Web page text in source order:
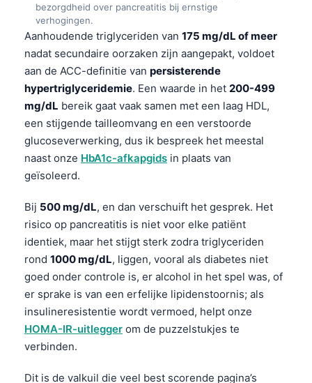
bezorgdheid over pancreatitis bij ernstige
verhogingen.
Aanhoudende triglyceriden van 175 mg/dL of meer
nadat secundaire oorzaken zijn aangepakt, voldoet
aan de ACC-definitie van persisterende
hypertriglyceridemie. Een waarde in het 200-499
mg/dL bereik gaat vaak samen met een laag HDL,
een stijgende tailleomvang en een verstoorde
glucoseverwerking, dus ik bespreek het meestal
naast onze HbA1c-afkapgids in plaats van
geïsoleerd.
Bij 500 mg/dL, en dan verschuift het gesprek. Het
risico op pancreatitis is niet voor elke patiënt
identiek, maar het stijgt sterk zodra triglyceriden
rond 1000 mg/dL, liggen, vooral als diabetes niet
goed onder controle is, er alcohol in het spel was, of
er sprake is van een erfelijke lipidenstoornis; als
insulineresistentie wordt vermoed, helpt onze
HOMA-IR-uitlegger om de puzzelstukjes te
verbinden.
Dit is de valkuil die veel best scorende pagina’s